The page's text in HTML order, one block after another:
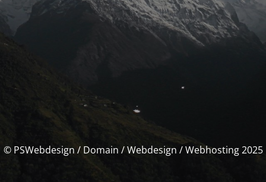
© PSWebdesign / Domain / Webdesign / Webhosting 2025